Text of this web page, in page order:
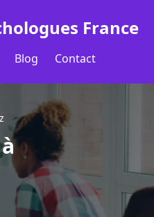
France
Blog Contact